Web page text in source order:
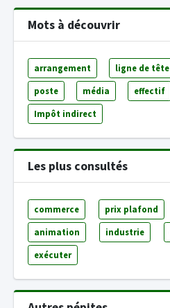
Mots à découvrir
arrangement ligne de tête
poste média effectif
Impôt indirect
Les plus consultés
commerce prix plafond
animation industrie
exécuter